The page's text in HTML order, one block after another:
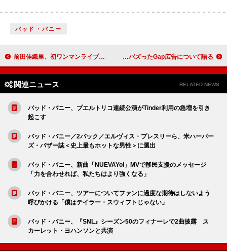
バッド・バニー
前田佳織里、初ワンマンライブ【Are You Ready？】Blu-rayのトレーラー映像公開 KATSEYE、急成長の中での初ツアーやバズったGap広告について語る
関連ニュース RELATED NEWS
バッド・バニー、プエルトリコ連続公演がTinder利用の急増を引き
起こす
バッド・バニー／2パック／エルヴィス・プレスリーら、米ハーパー
ズ・バザー誌＜史上最もホットな男性＞に選出
バッド・バニー、新曲「NUEVAYol」MVで移民支援のメッセージ
「力を合わせれば、私たちはより強くなる」
バッド・バニー、ツアーについてファンに過度な期待はしないよう
呼びかける「僕はテイラー・スウィフトじゃない」
バッド・バニー、『SNL』シーズン50のフィナーレで2曲披露 ス
カーレット・ヨハンソンと共演